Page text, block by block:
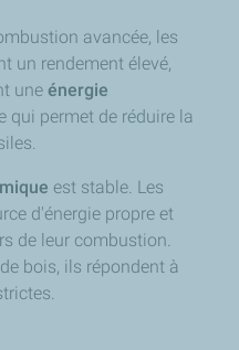
automatiquement par
pilotée assure une
mises en avant :
de perte d'énergie.
d'une installation bien
avancée, les
un rendement élevé,
une énergie
qui permet de réduire la
est stable. Les
d'énergie propre et
de leur combustion.
bois, ils répondent à